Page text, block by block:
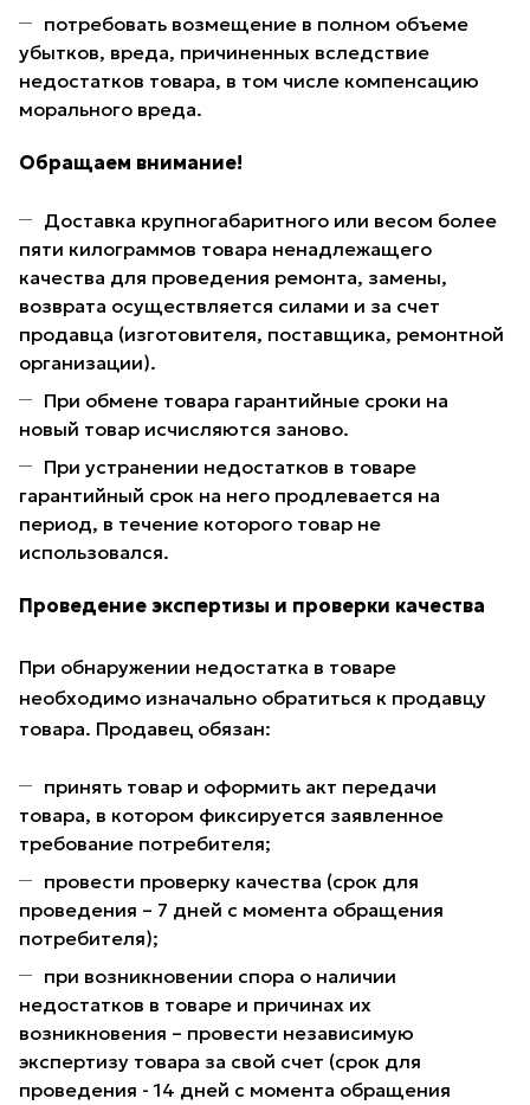
потребовать возмещение в полном объеме
убытков, вреда, причиненных вследствие
недостатков товара, в том числе компенсацию
морального вреда.
Обращаем внимание!
Доставка крупногабаритного или весом более
пяти килограммов товара ненадлежащего
качества для проведения ремонта, замены,
возврата осуществляется силами и за счет
продавца (изготовителя, поставщика, ремонтной
организации).
При обмене товара гарантийные сроки на
новый товар исчисляются заново.
При устранении недостатков в товаре
гарантийный срок на него продлевается на
период, в течение которого товар не
использовался.
Проведение экспертизы и проверки качества
При обнаружении недостатка в товаре
необходимо изначально обратиться к продавцу
товара. Продавец обязан:
принять товар и оформить акт передачи
товара, в котором фиксируется заявленное
требование потребителя;
провести проверку качества (срок для
проведения – 7 дней с момента обращения
потребителя);
при возникновении спора о наличии
недостатков в товаре и причинах их
возникновения – провести независимую
экспертизу товара за свой счет (срок для
проведения - 14 дней с момента обращения